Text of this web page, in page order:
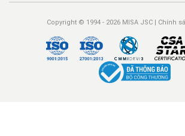
Copyright © 1994 - 2026 MISA JSC | Chính